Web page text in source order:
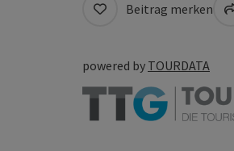
Beitrag merken
powered by TOURDATA